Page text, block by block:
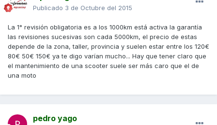
Publicado 3 de Octubre del 2015
La 1° revisión obligatoria es a los 1000km está activa la garantía
las revisiones sucesivas son cada 5000km, el precio de estas
depende de la zona, taller, provincia y suelen estar entre los 120€
80€ 50€ 150€ ya te digo varían mucho... Hay que tener claro que
el mantenimiento de una scooter suele ser más caro que el de
una moto
pedro yago